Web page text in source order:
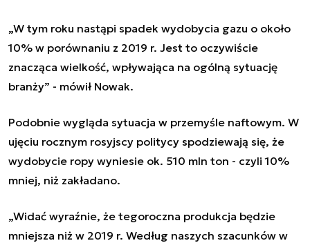
„W tym roku nastąpi spadek wydobycia gazu o około
10% w porównaniu z 2019 r. Jest to oczywiście
znacząca wielkość, wpływająca na ogólną sytuację
branży” - mówił Nowak.
Podobnie wygląda sytuacja w przemyśle naftowym. W
ujęciu rocznym rosyjscy politycy spodziewają się, że
wydobycie ropy wyniesie ok. 510 mln ton - czyli 10%
mniej, niż zakładano.
„Widać wyraźnie, że tegoroczna produkcja będzie
mniejsza niż w 2019 r. Według naszych szacunków w